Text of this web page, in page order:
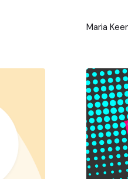
Maria